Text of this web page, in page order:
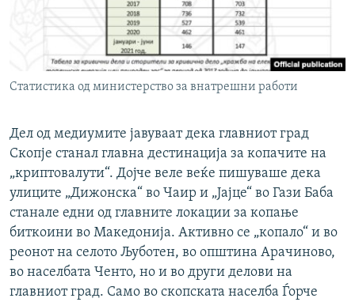
Статистика од министерство за внатрешни работи
Дел од медиумите јавуваат дека главниот град
Скопје станал главна дестинација за копачите на
„криптовалути“. Дојче веле веќе пишуваше дека
улиците „Дижонска“ во Чаир и „Јајце“ во Гази Баба
станале едни од главните локации за копање
биткоини во Македонија. Активно се „копало“ и во
реонот на селото Љуботен, во општина Арачиново,
во населбата Ченто, но и во други делови на
главниот град. Само во скопската населба Ѓорче